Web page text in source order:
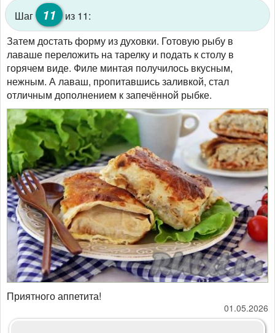
Шаг 11 из 11:
Затем достать форму из духовки. Готовую рыбу в
лаваше переложить на тарелку и подать к столу в
горячем виде. Филе минтая получилось вкусным,
нежным. А лаваш, пропитавшись заливкой, стал
отличным дополнением к запечённой рыбке.
​​​​​​​Приятного аппетита!
01.05.2026